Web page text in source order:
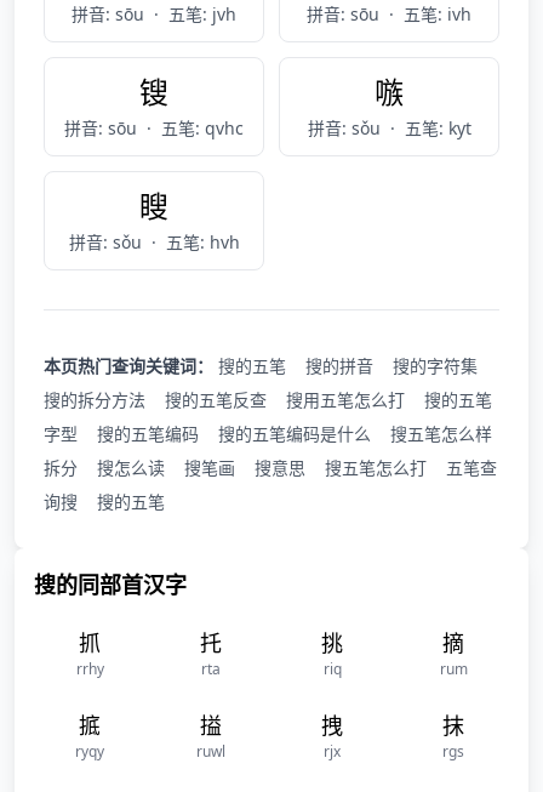
拼音: sōu · 五笔: jvh 拼音: sōu · 五笔: ivh
锼
拼音: sōu · 五笔: qvhc
嗾
拼音: sǒu · 五笔: kyt
瞍
拼音: sǒu · 五笔: hvh
本页热门查询关键词： 搜的五笔 搜的拼音
搜的字符集
搜的拆分方法
搜的五笔反查 搜用五笔怎么打
搜的五笔
字型
搜的五笔编码 搜的五笔编码是什么
搜五笔怎么样
拆分
搜怎么读 搜笔画 搜意思 搜五笔怎么打
五笔查
询搜
搜的五笔
搜的同部首汉字
抓
rrhy
托
rta
挑
riq
摘
rum
掋
ryqy
搤
ruwl
拽
rjx
抹
rgs